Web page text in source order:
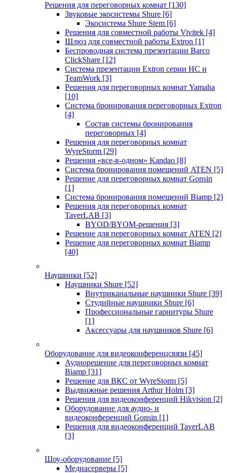
Решения для переговорных комнат [130]
Звуковые экосистемы Shure [6]
Экосистема Shure Stem [6]
Решения для совместной работы Vivitek [4]
Шлюз для совместной работы Extron [1]
Беспроводная система презентации Barco
ClickShare [12]
Система презентации Extron серии HC и
TeamWork [3]
Решения для переговорных комнат Yamaha
[10]
Система бронирования переговорных Extron
[4]
Состав системы бронирования
переговорных [4]
Решения для переговорных комнат
WyreStorm [29]
Решения «все-в-одном» Kandao [8]
Система бронирования помещений ATEN [5]
Решение для переговорных комнат Gonsin
[1]
Система бронирования помещений Biamp [2]
Решения для переговорных комнат
TaverLAB [3]
BYOD/BYOM-решения [3]
Решение для переговорных комнат ATEN [2]
Решение для переговорных комнат Biamp
[40]
Наушники [52]
Наушники Shure [52]
Внутриканальные наушники Shure [39]
Студийные наушники Shure [6]
Профессиональные гарнитуры Shure
[1]
Аксессуары для наушников Shure [6]
Оборудование для видеоконференцсвязи [45]
Аудиорешение для переговорных комнат
Biamp [31]
Решение для ВКС от WyreStorm [5]
Выдвижные решения Arthur Holm [3]
Решения для видеоконференций Hikvision [2]
Оборудование для аудио- и
видеоконференций Gonsin [1]
Решения для видеоконференций TaverLAB
[3]
Шоу-оборудование [5]
Медиасерверы [5]